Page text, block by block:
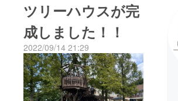
ツリーハウスが完
成しました！！
2022/09/14 21:29